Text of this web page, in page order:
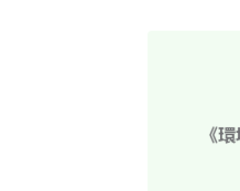
《